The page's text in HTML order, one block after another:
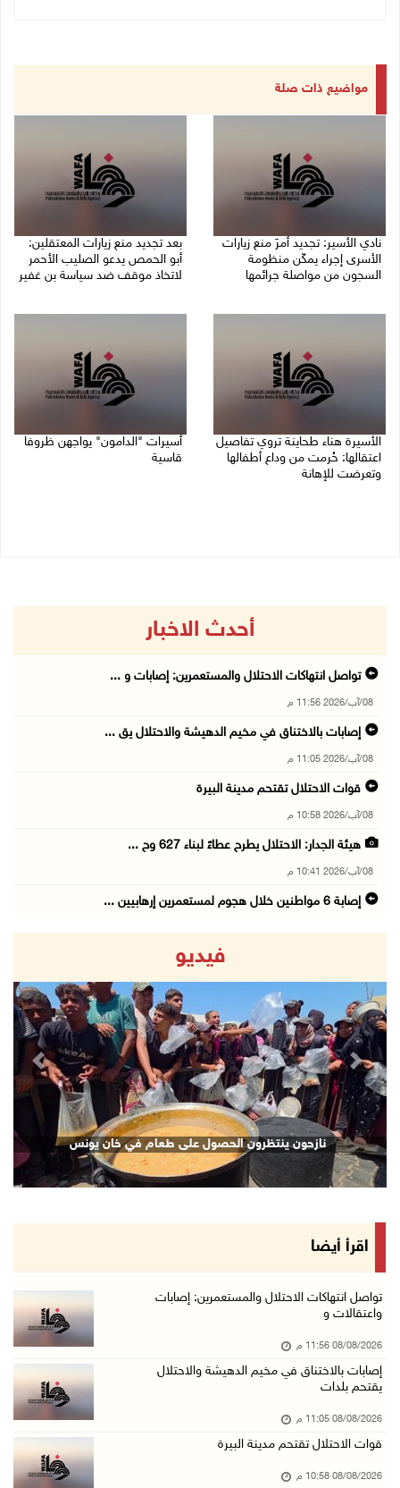
مواضيع ذات صلة
نادي الأسير: تجديد أمرَ منع زيارات
الأسرى إجراء يمكّن منظومة
السجون من مواصلة جرائمها
بعد تجديد منع زيارات المعتقلين:
أبو الحمص يدعو الصليب الأحمر
لاتخاذ موقف ضد سياسة بن غفير
الأسيرة هناء طحاينة تروي تفاصيل
اعتقالها: حُرمت من وداع أطفالها
وتعرضت للإهانة
أسيرات "الدامون" يواجهن ظروفا
قاسية
أحدث الاخبار
تواصل انتهاكات الاحتلال والمستعمرين: إصابات و ...
08/آب/2026 11:56 م
إصابات بالاختناق في مخيم الدهيشة والاحتلال يق ...
08/آب/2026 11:05 م
قوات الاحتلال تقتحم مدينة البيرة
08/آب/2026 10:58 م
هيئة الجدار: الاحتلال يطرح عطاءً لبناء 627 وح ...
08/آب/2026 10:41 م
إصابة 6 مواطنين خلال هجوم لمستعمرين إرهابيين ...
الاحتلال يحتجز مواطنين من طمون ومخيم الفارعة
08/آب/2026 09:33 م
الاحتلال يقتحم قرية المغير شمال شرق رام الله
08/آب/2026 09:32 م
مستعمرون يهاجمون مسجدا في بلدة إذنا غرب الخلي ...
08/آب/2026 09:11 م
الاحتلال يقتحم كوبر شمال رام الله
08/آب/2026 08:27 م
إصابات بالاختناق خلال مواجهات مع الاحتلال في ...
الاحتلال ينصب حواجز طيارة في محيط مخيم طولكرم ...
مستعمرون يهاجمون قرية أبو فلاح
مستعمرون يقتحمون بلدة بيت عور التحتا وقرية جل ...
08/آب/2026 06:39 م
فيديو
نازحون ينتظرون الحصول على طعام في خان يونس
Next
اقرأ أيضا
تواصل انتهاكات الاحتلال والمستعمرين: إصابات
واعتقالات و
08/08/2026 11:56 م
إصابات بالاختناق في مخيم الدهيشة والاحتلال
يقتحم بلدات
08/08/2026 11:05 م
قوات الاحتلال تقتحم مدينة البيرة
08/08/2026 10:58 م